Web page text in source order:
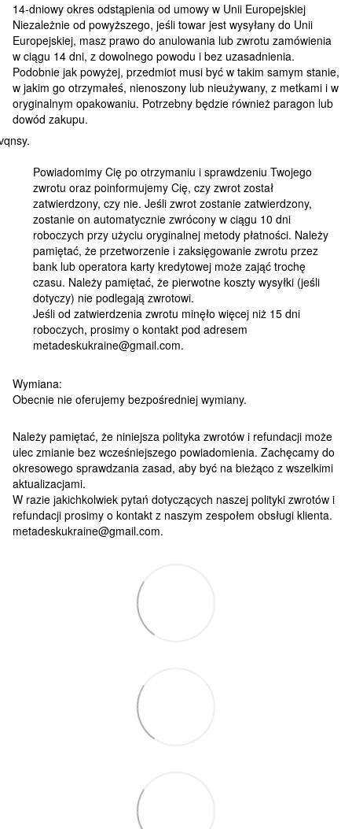
14-dniowy okres odstąpienia od umowy w Unii Europejskiej
Niezależnie od powyższego, jeśli towar jest wysyłany do Unii
Europejskiej, masz prawo do anulowania lub zwrotu zamówienia
w ciągu 14 dni, z dowolnego powodu i bez uzasadnienia.
Podobnie jak powyżej, przedmiot musi być w takim samym stanie,
w jakim go otrzymałeś, nienoszony lub nieużywany, z metkami i w
oryginalnym opakowaniu. Potrzebny będzie również paragon lub
dowód zakupu.
Powiadomimy Cię po otrzymaniu i sprawdzeniu Twojego
zwrotu oraz poinformujemy Cię, czy zwrot został
zatwierdzony, czy nie. Jeśli zwrot zostanie zatwierdzony,
zostanie on automatycznie zwrócony w ciągu 10 dni
roboczych przy użyciu oryginalnej metody płatności. Należy
pamiętać, że przetworzenie i zaksięgowanie zwrotu przez
bank lub operatora karty kredytowej może zająć trochę
czasu. Należy pamiętać, że pierwotne koszty wysyłki (jeśli
dotyczy) nie podlegają zwrotowi.
Jeśli od zatwierdzenia zwrotu minęło więcej niż 15 dni
roboczych, prosimy o kontakt pod adresem
metadeskukraine@gmail.com.
Wymiana:
Obecnie nie oferujemy bezpośredniej wymiany.
Należy pamiętać, że niniejsza polityka zwrotów i refundacji może
ulec zmianie bez wcześniejszego powiadomienia. Zachęcamy do
okresowego sprawdzania zasad, aby być na bieżąco z wszelkimi
aktualizacjami.
W razie jakichkolwiek pytań dotyczących naszej polityki zwrotów i
refundacji prosimy o kontakt z naszym zespołem obsługi klienta.
metadeskukraine@gmail.com.